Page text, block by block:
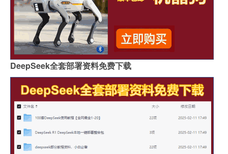
DeepSeek全套部署资料免费下载